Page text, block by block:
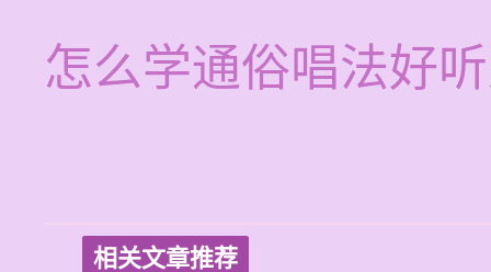
怎么学通俗唱法好
相关文章推荐